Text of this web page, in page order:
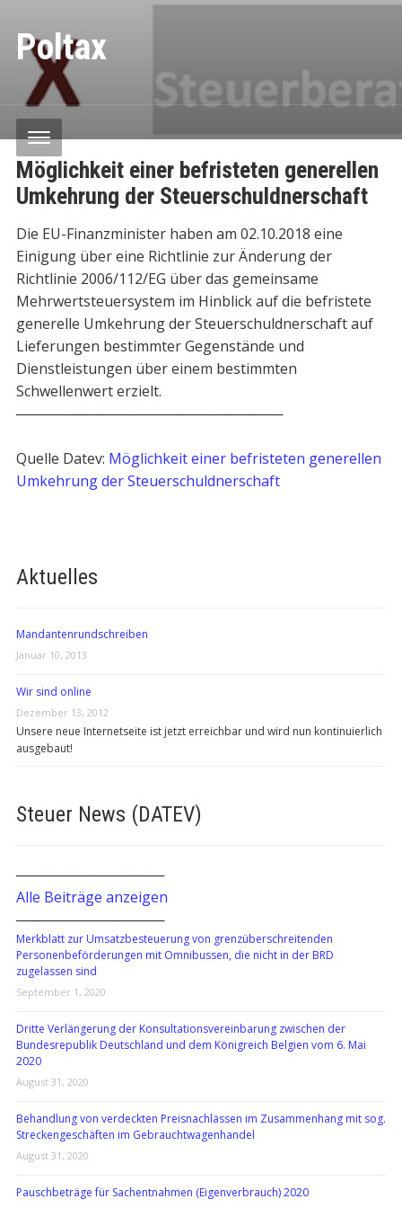
Poltax
Aktuelles
Mandantenrundschreiben
Januar 10, 2013
Wir sind online
Dezember 13, 2012
Unsere neue Internetseite ist jetzt erreichbar und wird nun kontinuierlich
ausgebaut!
Möglichkeit einer befristeten generellen
Umkehrung der Steuerschuldnerschaft
Die EU-Finanzminister haben am 02.10.2018 eine
Einigung über eine Richtlinie zur Änderung der
Richtlinie 2006/112/EG über das gemeinsame
Mehrwertsteuersystem im Hinblick auf die befristete
generelle Umkehrung der Steuerschuldnerschaft auf
Lieferungen bestimmter Gegenstände und
Dienstleistungen über einem bestimmten
Schwellenwert erzielt.
───────────────────────────
Quelle Datev: Möglichkeit einer befristeten generellen
Umkehrung der Steuerschuldnerschaft
Steuer News (DATEV)
───────────────
Alle Beiträge anzeigen
───────────────
Merkblatt zur Umsatzbesteuerung von grenzüberschreitenden
Personenbeförderungen mit Omnibussen, die nicht in der BRD
zugelassen sind
September 1, 2020
Dritte Verlängerung der Konsultationsvereinbarung zwischen der
Bundesrepublik Deutschland und dem Königreich Belgien vom 6. Mai
2020
August 31, 2020
Behandlung von verdeckten Preisnachlässen im Zusammenhang mit sog.
Streckengeschäften im Gebrauchtwagenhandel
August 31, 2020
Pauschbeträge für Sachentnahmen (Eigenverbrauch) 2020